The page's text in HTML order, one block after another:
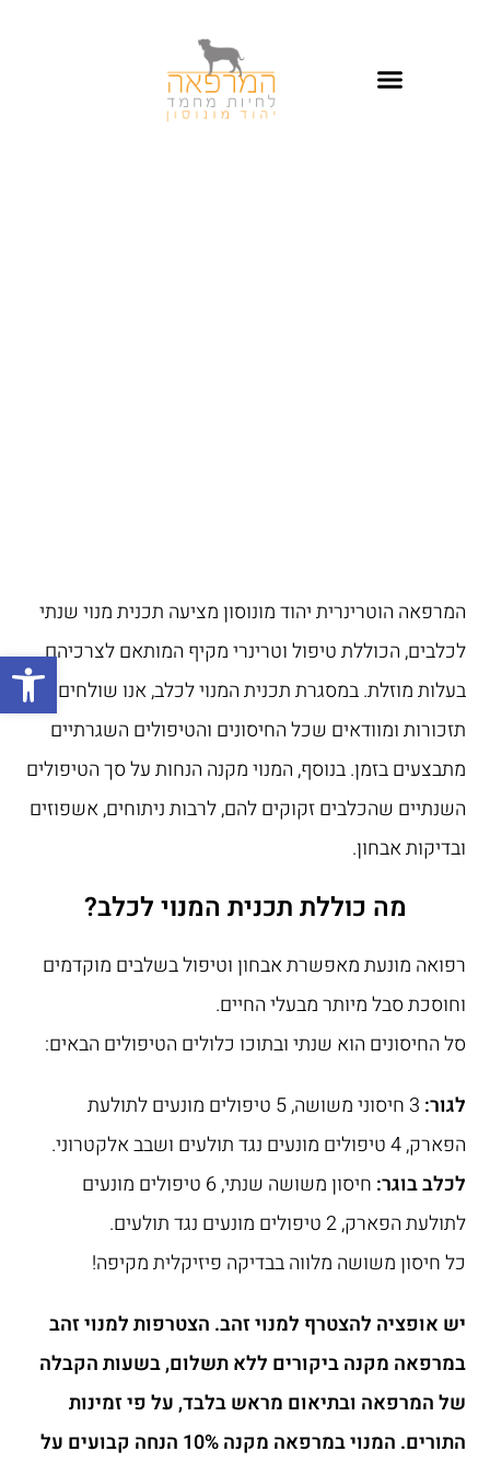
המרפאה הוטרינרית יהוד מונוסון מציעה תכנית מנוי שנתי
לכלבים, הכוללת טיפול וטרינרי מקיף המותאם לצרכיהם
בעלות מוזלת. במסגרת תכנית המנוי לכלב, אנו שולחים
תזכורות ומוודאים שכל החיסונים והטיפולים השגרתיים
מתבצעים בזמן. בנוסף, המנוי מקנה הנחות על סך הטיפולים
השנתיים שהכלבים זקוקים להם, לרבות ניתוחים, אשפוזים
ובדיקות אבחון.
מה כוללת תכנית המנוי לכלב?
רפואה מונעת מאפשרת אבחון וטיפול בשלבים מוקדמים
וחוסכת סבל מיותר מבעלי החיים.
סל החיסונים הוא שנתי ובתוכו כלולים הטיפולים הבאים:
לגור:
3 חיסוני משושה, 5 טיפולים מונעים לתולעת
הפארק, 4 טיפולים מונעים נגד תולעים ושבב אלקטרוני.
לכלב בוגר:
חיסון משושה שנתי, 6 טיפולים מונעים
לתולעת הפארק, 2 טיפולים מונעים נגד תולעים.
כל חיסון משושה מלווה בבדיקה פיזיקלית מקיפה!
יש אופציה להצטרף למנוי זהב. הצטרפות למנוי זהב
במרפאה מקנה ביקורים ללא תשלום, בשעות הקבלה
של המרפאה ובתיאום מראש בלבד, על פי זמינות
התורים. המנוי במרפאה מקנה 10% הנחה קבועים על